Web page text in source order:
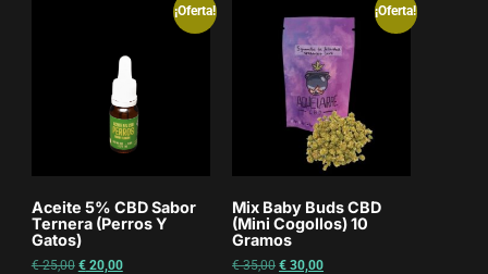
¡Oferta!
Aceite 5% CBD Sabor
Ternera (perros Y
Gatos)
€25,00 €20,00
¡Oferta!
Mix Baby Buds CBD
(mini Cogollos) 10
Gramos
€35,00 € 30,00